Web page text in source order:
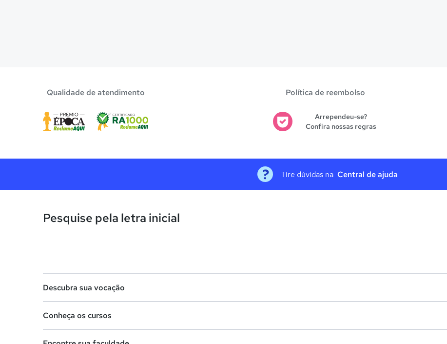
Qualidade de atendimento Política de reembolso
Arrependeu-se?
Confira nossas regras
Tire dúvidas na Central de ajuda
Pesquise pela letra inicial
Descubra sua vocação
Conheça os cursos